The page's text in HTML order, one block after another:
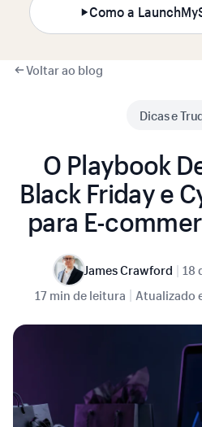
Como a
Voltar ao blog
Dicas e
O Playbook
Black Friday e
para E-
James Crawford | 18
17 min de leitura | Atualizado